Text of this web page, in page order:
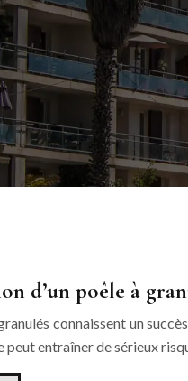
d’un poêle à
connaissent un
peut entraîner de sérieux